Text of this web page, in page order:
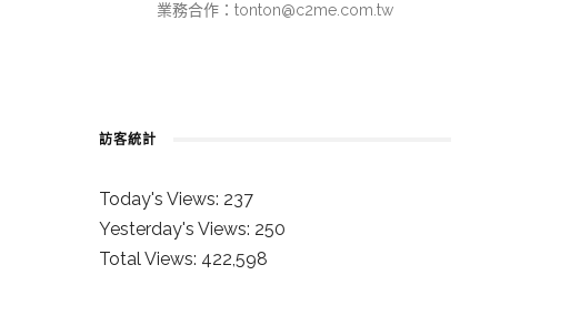
業務合作：tonton@c2me.com.tw
訪客統計
Today's Views: 237
Yesterday's Views: 250
Total Views: 422,598